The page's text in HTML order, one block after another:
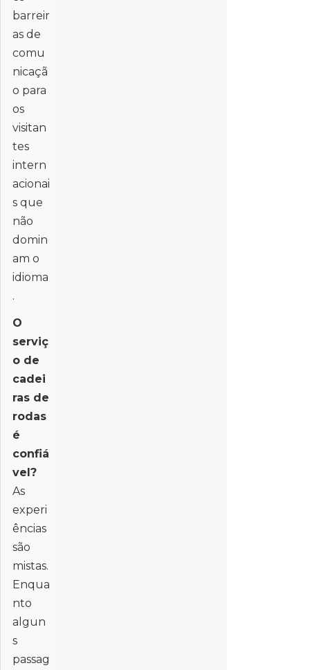
barreir
as de
comu
nicaçã
o para
os
visitan
tes
intern
acionai
s que
não
domin
am o
idioma
.
O
serviç
o de
cadei
ras de
rodas
é
confiá
vel?
As
experi
ências
são
mistas.
Enqua
nto
algun
s
passag